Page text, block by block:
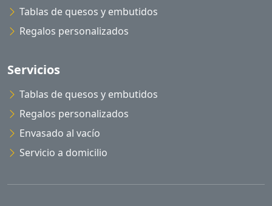
Tablas de quesos y embutidos
Regalos personalizados
Servicios
Tablas de quesos y embutidos
Regalos personalizados
Envasado al vacío
Servicio a domicilio